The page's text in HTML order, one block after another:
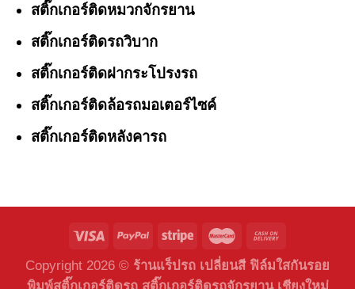
สติ๊กเกอร์ติดหมวกจักรยาน
สติ๊กเกอร์ติดรถวิบาก
สติ๊กเกอร์ติดฝากระโปรงรถ
สติ๊กเกอร์ติดล้อรถมอเตอร์ไซค์
สติ๊กเกอร์ติดหลังคารถ
Copyright 2026 © ร้านแร็ปรถ เปลี่ยนสี ฟิล์มใสกันรอย